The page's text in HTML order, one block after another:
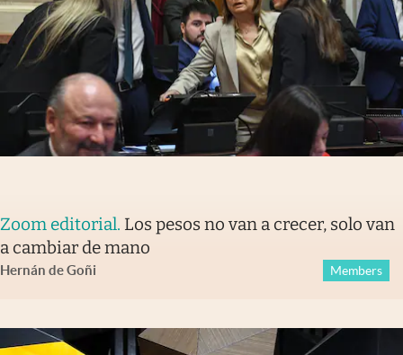
Zoom editorial. Los pesos no van a crecer, solo van
a cambiar de mano
Hernán de Goñi Members